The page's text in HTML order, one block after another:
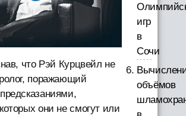
что Рэй Курцвейл не
поражающий
они не смогут или
игр
в
Сочи
объёмов